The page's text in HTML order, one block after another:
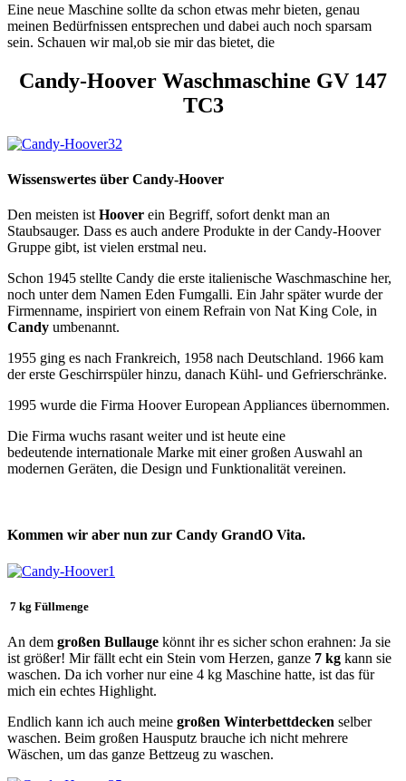
Eine neue Maschine sollte da schon etwas mehr bieten, genau
meinen Bedürfnissen entsprechen und dabei auch noch sparsam
sein. Schauen wir mal,ob sie mir das bietet, die
Candy-Hoover Waschmaschine GV 147
TC3
Wissenswertes über Candy-Hoover
Den meisten ist Hoover ein Begriff, sofort denkt man an
Staubsauger. Dass es auch andere Produkte in der Candy-Hoover
Gruppe gibt, ist vielen erstmal neu.
Schon 1945 stellte Candy die erste italienische Waschmaschine her,
noch unter dem Namen Eden Fumgalli. Ein Jahr später wurde der
Firmenname, inspiriert von einem Refrain von Nat King Cole, in
Candy umbenannt.
1955 ging es nach Frankreich, 1958 nach Deutschland. 1966 kam
der erste Geschirrspüler hinzu, danach Kühl- und Gefrierschränke.
1995 wurde die Firma Hoover European Appliances übernommen.
Die Firma wuchs rasant weiter und ist heute eine
bedeutende internationale Marke mit einer großen Auswahl an
modernen Geräten, die Design und Funktionalität vereinen.
Kommen wir aber nun zur Candy GrandO Vita.
7 kg Füllmenge
An dem großen Bullauge könnt ihr es sicher schon erahnen: Ja sie
ist größer! Mir fällt echt ein Stein vom Herzen, ganze 7 kg kann sie
waschen. Da ich vorher nur eine 4 kg Maschine hatte, ist das für
mich ein echtes Highlight.
Endlich kann ich auch meine großen Winterbettdecken selber
waschen. Beim großen Hausputz brauche ich nicht mehrere
Wäschen, um das ganze Bettzeug zu waschen.